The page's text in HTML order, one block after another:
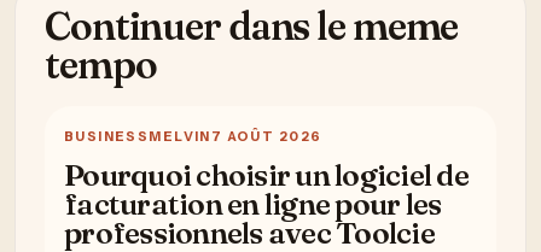
Continuer dans le meme
tempo
BUSINESS MELVIN 7 AOÛT 2026
Pourquoi choisir un logiciel de
facturation en ligne pour les
professionnels avec Toolcie